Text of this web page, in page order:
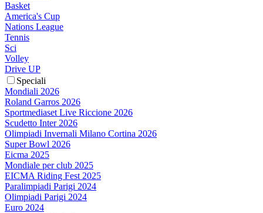
Basket
America's Cup
Nations League
Tennis
Sci
Volley
Drive UP
Speciali
Mondiali 2026
Roland Garros 2026
Sportmediaset Live Riccione 2026
Scudetto Inter 2026
Olimpiadi Invernali Milano Cortina 2026
Super Bowl 2026
Eicma 2025
Mondiale per club 2025
EICMA Riding Fest 2025
Paralimpiadi Parigi 2024
Olimpiadi Parigi 2024
Euro 2024